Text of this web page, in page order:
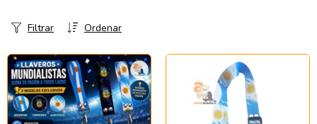
Ordenar
Filtrar